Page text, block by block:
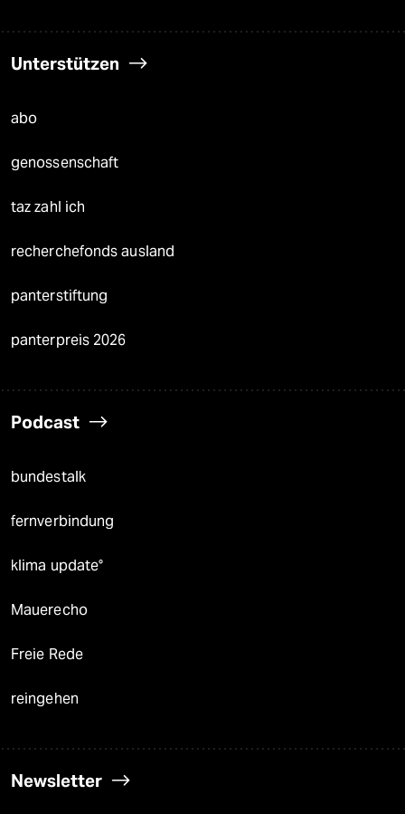
Unterstützen
abo
genossenschaft
taz zahl ich
recherchefonds ausland
panterstiftung
panterpreis 2026
Podcast
bundestalk
fernverbindung
klima update°
Mauerecho
Freie Rede
reingehen
Newsletter